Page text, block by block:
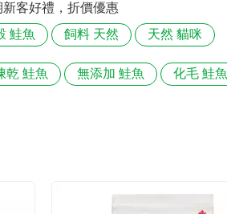
客好禮，折價優惠
鮭魚 飼料 天然 天然 貓咪
乾 鮭魚 無添加 鮭魚 化毛 鮭魚